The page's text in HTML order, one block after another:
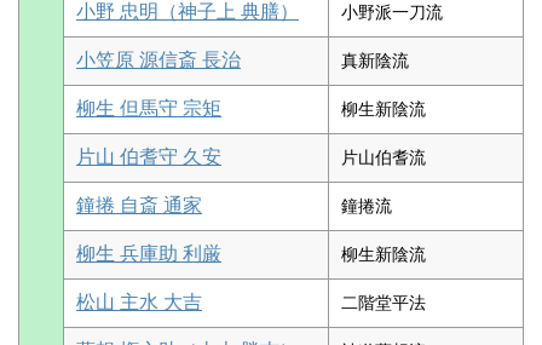
小野 忠明（神子上 典膳） 小野派一刀流
小笠原 源信斎 長治 真新陰流
柳生 但馬守 宗矩 柳生新陰流
片山 伯耆守 久安 片山伯耆流
鐘捲 自斎 通家 鐘捲流
柳生 兵庫助 利厳 柳生新陰流
松山 主水 大吉 二階堂平法